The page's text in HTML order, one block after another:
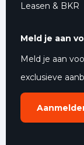
Leasen & BKR
Meld je aan
Meld je aan
exclusieve